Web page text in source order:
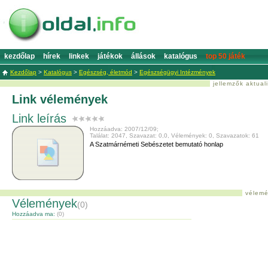
kezdőlap hírek linkek játékok állások katalógus top 50 játék
Kezdőlap > Katalógus > Egészség, életmód > Egészségügyi Intézmények
jellemzők
Link vélemények
Link leírás
Hozzáadva: 2007/12/09;
Találat: 2047, Szavazat: 0,0, Vélemények: 0, Szavazatok: 61
A Szatmárnémeti Sebészetet bemutató honlap
Vélemények(0)
Hozzáadva ma: (0)